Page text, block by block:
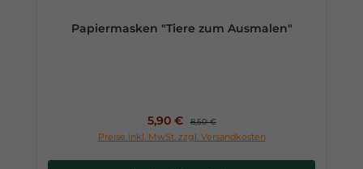
Papiermasken "Tiere zum Ausmalen"
Verkaufspreis:
5,90 € Regulärer Preis:
8,50 €
Preise inkl. MwSt. zzgl. Versandkosten